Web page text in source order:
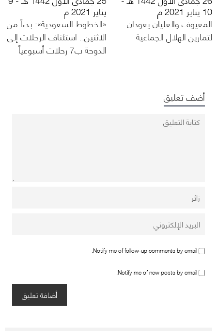
10 يناير 2021 م
المعيوف والعليان يعودان
لتمارين الهلال الجماعية
يناير 2021 م
«الخطوط السعودية»: بدءاً من
الاثنين.. استئناف الرحلات إلى
الدوحة ب7 رحلات أسبوعياً
أضف تعليق
Notify me of follow-up comments by email.
Notify me of new posts by email.